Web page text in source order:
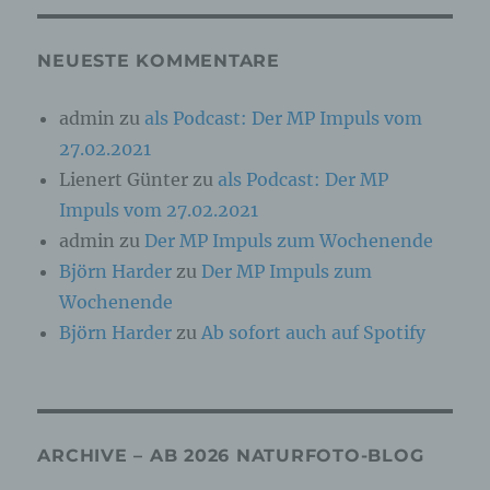
NEUESTE KOMMENTARE
admin zu als Podcast: Der MP Impuls vom
27.02.2021
Lienert Günter zu als Podcast: Der MP
Impuls vom 27.02.2021
admin zu Der MP Impuls zum Wochenende
Björn Harder zu Der MP Impuls zum
Wochenende
Björn Harder zuAb sofort auch auf Spotify
ARCHIVE – AB 2026 NATURFOTO-BLOG
besonderen Merkmalen, die Ausdruck der
psychischen, wirtschaftlichen, kulturellen oder
b) betroffene Person
Betroffene Person ist jede identifizierte oder
identifizierbare natürliche Person, deren
personenbezogene Daten von dem für die
Verarbeitung Verantwortlichen verarbeitet
werden.
oder jede solche Vorgangsreihe im